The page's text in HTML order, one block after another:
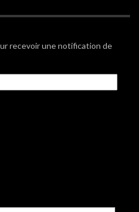
recevoir une notification de